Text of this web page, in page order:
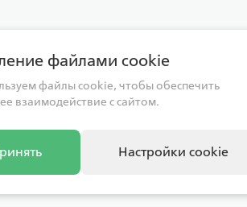
файлами cookie
файлы cookie, чтобы обеспечить
взаимодействие с сайтом.
Настройки cookie